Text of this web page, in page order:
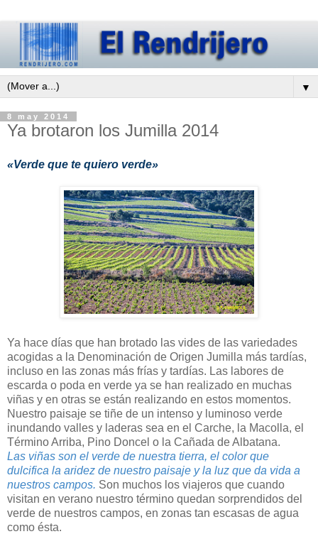
▼
8 may 2014
Ya brotaron los Jumilla 2014
«Verde que te quiero verde»
Ya hace días que han brotado las vides de las variedades
acogidas a la Denominación de Origen Jumilla más tardías,
incluso en las zonas más frías y tardías. Las labores de
escarda o poda en verde ya se han realizado en muchas
viñas y en otras se están realizando en estos momentos.
Nuestro paisaje se tiñe de un intenso y luminoso verde
inundando valles y laderas sea en el Carche, la Macolla, el
Término Arriba, Pino Doncel o la Cañada de Albatana.
Las viñas son el verde de nuestra tierra, el color que
dulcifica la aridez de nuestro paisaje y la luz que da vida a
nuestros campos. Son muchos los viajeros que cuando
visitan en verano nuestro término quedan sorprendidos del
verde de nuestros campos, en zonas tan escasas de agua
como ésta.